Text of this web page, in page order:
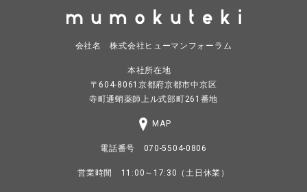
会社名 株式会社ヒューマンフォーラム
本社所在地
〒604-8061京都府京都市中京区
寺町通蛸薬師上ル式部町261番地
MAP
電話番号 070-5504-0806
営業時間 11:00～17:30（土日休業）